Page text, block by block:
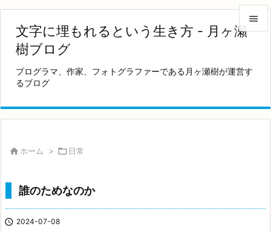
文字に埋もれるという生き方 - 月ヶ瀬
樹ブログ
プログラマ、作家、フォトグラファーである月ヶ瀬樹が運営す
るブログ



前へ
 ホーム >  日常
誰のためなのか
 2024-07-08